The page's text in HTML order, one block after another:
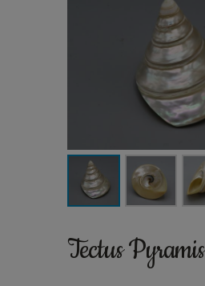
Tectus Pyramis